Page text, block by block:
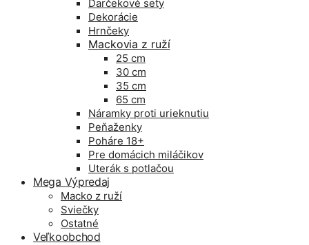
Darčekové sety
Dekorácie
Hrnčeky
Mackovia z ruží
25 cm
30 cm
35 cm
65 cm
Náramky proti urieknutiu
Peňaženky
Poháre 18+
Pre domácich miláčikov
Uterák s potlačou
Mega Výpredaj
Macko z ruží
Sviečky
Ostatné
Veľkoobchod